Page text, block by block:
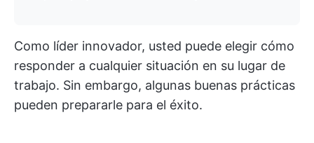
Como líder innovador, usted puede elegir cómo
responder a cualquier situación en su lugar de
trabajo. Sin embargo, algunas buenas prácticas
pueden prepararle para el éxito.